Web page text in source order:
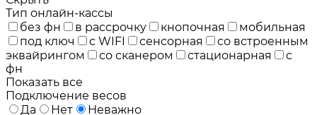
Тип онлайн-кассы
без фн
в рассрочку кнопочная
мобильная
под ключ
с WIFI сенсорная
со встроенным
эквайрингом
со сканером стационарная
с
фн
Показать все
Подключение весов
Да
Нет
Неважно